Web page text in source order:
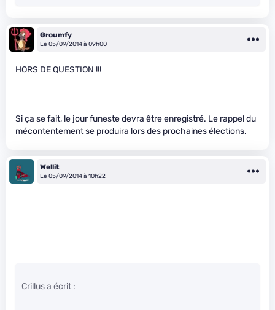
Groumfy
Le 05/09/2014 à 09h00
HORS DE QUESTION !!!
Si ça se fait, le jour funeste devra être enregistré. Le rappel du
mécontentement se produira lors des prochaines élections.
Wellit
Le 05/09/2014 à 10h22
Crillus a écrit :